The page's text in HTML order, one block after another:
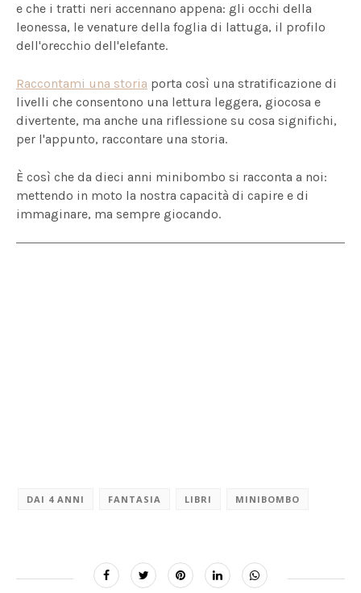
e che i tratti neri accennano appena: gli occhi della
leonessa, le venature della foglia di lattuga, il profilo
dell'orecchio dell'elefante.
Raccontami una storia porta così una stratificazione di
livelli che consentono una lettura leggera, giocosa e
divertente, ma anche una riflessione su cosa significhi,
per l'appunto, raccontare una storia.
È così che da dieci anni minibombo si racconta a noi:
mettendo in moto la nostra capacità di capire e di
immaginare, ma sempre giocando.
DAI 4 ANNI FANTASIA LIBRI MINIBOMBO